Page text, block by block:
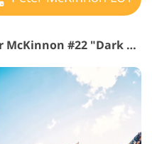
Scarica gratis le LUT di Peter McKinnon #22 "Dark Shadow"